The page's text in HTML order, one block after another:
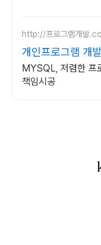
http://프로그램개발
개인프로그램 개
MYSQL, 저렴한 프
책임시공